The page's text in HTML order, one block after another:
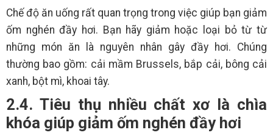
Chế độ ăn uống rất quan trọng trong việc giúp bạn giảm
ốm nghén đầy hơi. Bạn hãy giảm hoặc loại bỏ từ từ
những món ăn là nguyên nhân gây đầy hơi. Chúng
thường bao gồm: cải mầm Brussels, bắp cải, bông cải
xanh, bột mì, khoai tây.
2.4. Tiêu thụ nhiều chất xơ là chìa
khóa giúp giảm ốm nghén đầy hơi